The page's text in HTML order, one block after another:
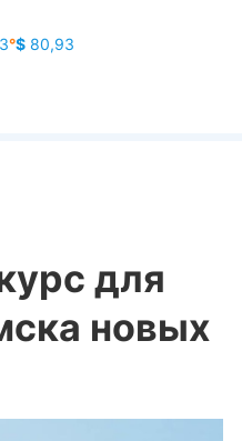
°$80,93
для
новых